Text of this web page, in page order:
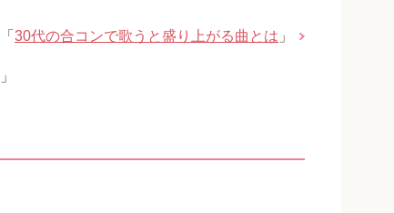
「 30代の合コンで歌うと盛り上がる曲とは 」
」